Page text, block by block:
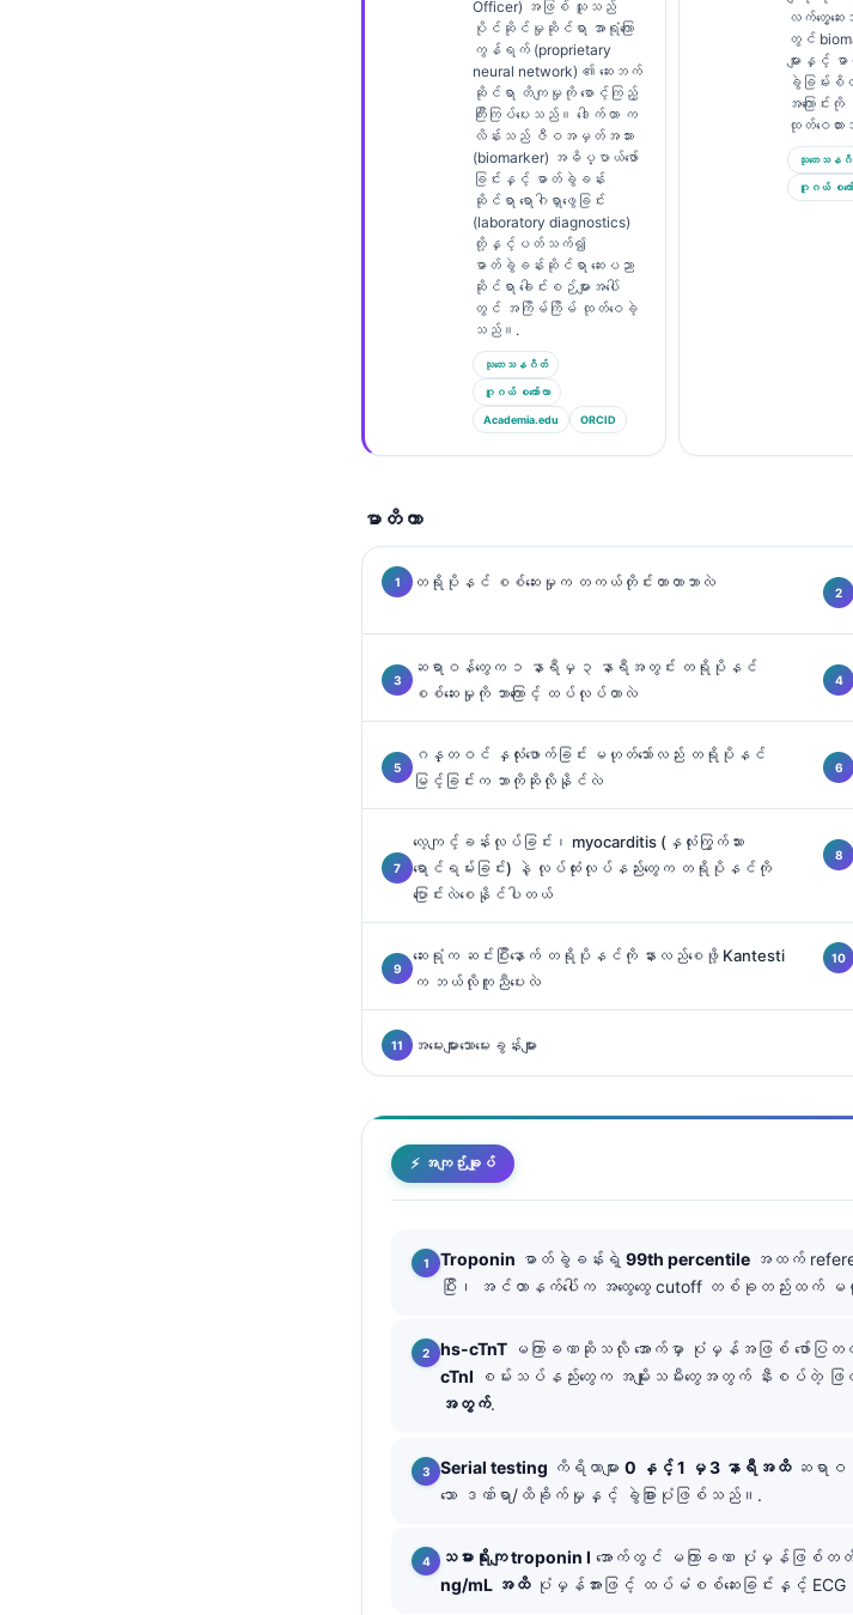
Officer) အဖြစ် သူသည်
ပိုင်ဆိုင်မှုဆိုင်ရာ အာရုံကြော
ကွန်ရက် (proprietary
neural network) ၏ ဆေးဘက်
ဆိုင်ရာ တိကျမှုကို စောင့်ကြည့်
ကြီးကြပ်ပေးသည်။ ဒေါက်တာ က
လိန်းသည် ဇီဝအမှတ်အသား
(biomarker) အဓိပ္ပာယ်ဖော်
ခြင်းနှင့် ဓာတ်ခွဲခန်း
ဆိုင်ရာ ရောဂါရှာဖွေခြင်း
(laboratory diagnostics)
တို့နှင့်ပတ်သက်၍
ဓာတ်ခွဲခန်းဆိုင်ရာ ဆေးပညာ
ဆိုင်ရာ ခေါင်းစဉ်များအပေါ်
တွင် အကြိမ်ကြိမ် ထုတ်ဝေခဲ့
သည်။.
သုတေသနဂိတ်
ဂူဂယ် စကော်လာ
Academia.edu ORCID
လက်တွေ့ဆေ
တွင်
များနှင့်
ခွဲခြမ်းစိတ်
အကြောင်းကို
ထုတ်ဝေထာ
သုတေသန
ဂူဂယ် စကေ
မာတိကာ
တရိုပိုနင် စစ်ဆေးမှုက တကယ်တိုင်းတာတာဘာလဲ
ဆရာဝန်တွေက ၁ နာရီမှ ၃ နာရီအတွင်း တရိုပိုနင်
စစ်ဆေးမှုကို ဘာကြောင့် ထပ်လုပ်တာလဲ
ဂန္တဝင် နှလုံးဖောက်ခြင်း မဟုတ်သော်လည်း တရိုပိုနင်
မြင့်ခြင်းက ဘာကိုဆိုလိုနိုင်လဲ
လေ့ကျင့်ခန်းလုပ်ခြင်း၊ myocarditis (နှလုံးကြွက်သား
ရောင်ရမ်းခြင်း) နဲ့ လုပ်ထုံးလုပ်နည်းတွေက တရိုပိုနင်ကို
ပြောင်းလဲစေနိုင်ပါတယ်
ဆေးရုံက ဆင်းပြီးနောက် တရိုပိုနင်ကို နားလည်စေဖို့ Kantesti
က ဘယ်လိုကူညီပေးလဲ
အမေးများသောမေးခွန်းများ
⚡ အကျဉ်းချုပ်
Troponin ဓာတ်ခွဲခန်းရဲ့ 99th percentile အထက်
ပြီး၊ အင်တာနက်ပေါ်က အထွေထွေ cutoff တစ်ခုတည်းထက်
hs-cTnT မကြာခဏဆိုသလို အောက်မှာ ပုံမှန်အဖြစ် ဖော်ပြ
cTnI စမ်းသပ်နည်းတွေက အမျိုးသမီးတွေအတွက် နီးစပ်တဲ့ ဖြ
အတွက်.
Serial testing ကိရိယာများ 0 နှင့် 1 မှ 3 နာရီအထိဆရာဝန်
သော ဒဏ်ရာ/ထိခိုက်မှုနှင့် ခွဲခြားပုံဖြစ်သည်။.
သမားရိုးကျ troponin I အောက်တွင် မကြာခဏ ပုံမှန်ဖြစ်
ng/mL အထိပုံမှန်အားဖြင့် ထပ်မံစစ်ဆေးခြင်းနှင့်